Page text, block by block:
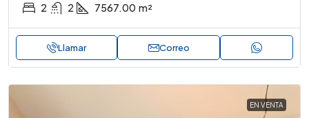
2 2 7567.00 m²
Llamar Correo
EN VENTA